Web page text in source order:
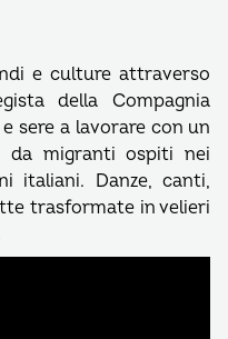
e culture attraverso
della Compagnia
sere a lavorare con un
da migranti ospiti nei
italiani. Danze, canti,
trasformate in velieri